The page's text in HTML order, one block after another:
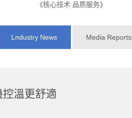
《核心技术 品质服务》
Lndustry News Media Reports
溫更舒適